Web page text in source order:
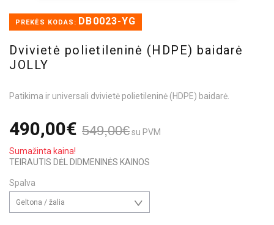
PREKĖS KODAS: DB0023-YG
Dvivietė polietileninė (HDPE) baidarė
JOLLY
Patikima ir universali dvivietė polietileninė (HDPE) baidarė.
490,00€ 549,00€su PVM
Sumažinta kaina!
TEIRAUTIS DĖL DIDMENINĖS KAINOS
Spalva
Geltona / žalia